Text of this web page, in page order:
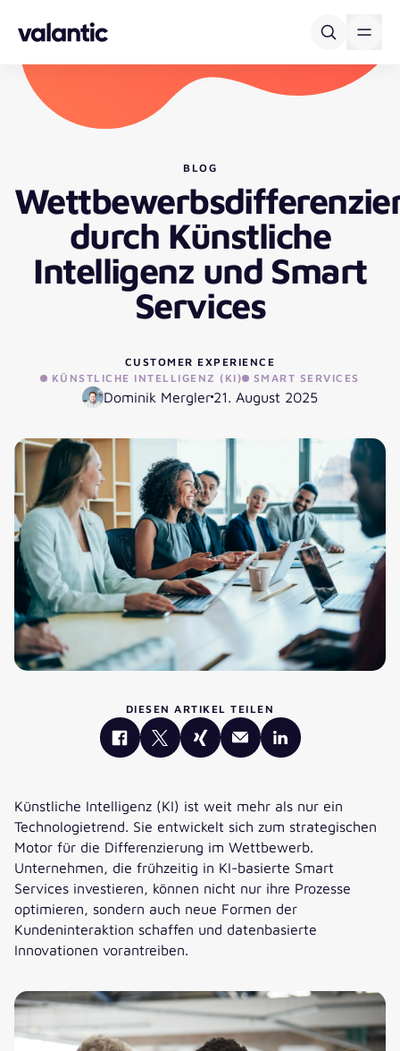
BLOG
durch Künstliche
Intelligenz und Smart
Services
CUSTOMER EXPERIENCE
KÜNSTLICHE INTELLIGENZ (KI)
SMART SERVICES
Dominik Mergler 21. August 2025
DIESEN ARTIKEL TEILEN
Künstliche Intelligenz (KI) ist weit mehr als nur ein
Technologietrend. Sie entwickelt sich zum strategischen
Motor für die Differenzierung im Wettbewerb.
Unternehmen, die frühzeitig in KI-basierte Smart
Services investieren, können nicht nur ihre Prozesse
optimieren, sondern auch neue Formen der
Kundeninteraktion schaffen und datenbasierte
Innovationen vorantreiben.